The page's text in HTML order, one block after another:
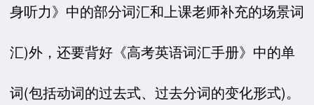
身听力》中的部分词汇和上课老师补充的场景词
汇)外，还要背好《高考英语词汇手册》中的单
词(包括动词的过去式、过去分词的变化形式)。